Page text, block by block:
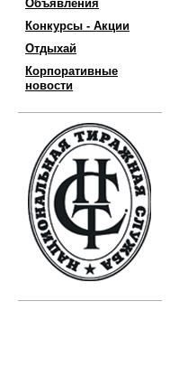
Объявления
Конкурсы - Акции
Отдыхай
Корпоративные
новости